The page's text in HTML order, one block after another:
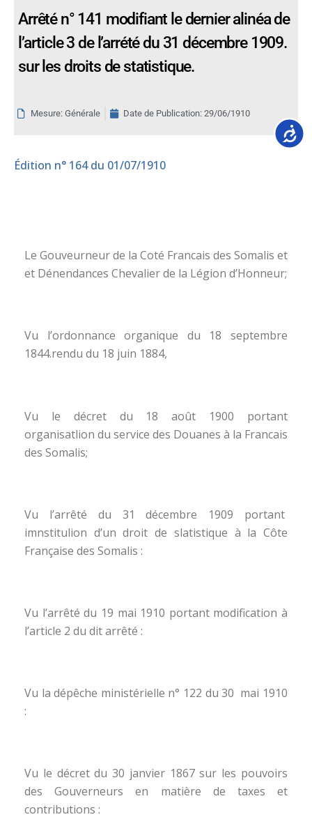
Arrêté n° 141 modifiant le dernier alinéa de
l’article 3 de l’arrété du 31 décembre 1909.
sur les droits de statistique.
Mesure: Générale Date de Publication: 29/06/1910
Édition n° 164 du 01/07/1910
Le Gouveurneur de la Coté Francais des Somalis et
et Dénendances Chevalier de la Légion d’Honneur;
Vu l’ordonnance organique du 18 septembre
1844.rendu du 18 juin 1884,
Vu le décret du 18 août 1900 portant
organisatlion du service des Douanes à la Francais
des Somalis;
Vu l’arrêté du 31 décembre 1909 portant
imnstitulion d’un droit de slatistique à la Côte
Française des Somalis :
Vu l’arrêté du 19 mai 1910 portant modification à
l’article 2 du dit arrêté :
Vu la dépêche ministérielle n° 122 du 30 mai 1910
:
Vu le décret du 30 janvier 1867 sur les pouvoirs
des Gouverneurs en matière de taxes et
contributions :